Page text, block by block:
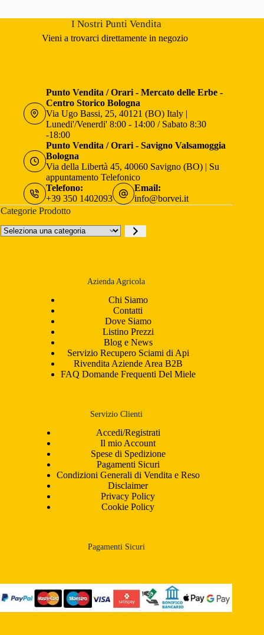
I Nostri Punti Vendita
Vieni a trovarci direttamente in negozio
Punto Vendita / Orari - Mercato delle Erbe -
Centro Storico Bologna
Via Ugo Bassi, 25, 40121 (BO) Italy |
Lunedi'/Venerdi' 8:00 - 14:00 / Sabato 8:30
-18:00
Punto Vendita / Orari - Savigno Valsamoggia
Bologna
Via della Libertà 45, 40060 Savigno (BO) | Su
appuntamento Telefonico
Telefono:
+39 350 1402093
Email:
info@borvei.it
Categorie Prodotto
Seleziona
una
Azienda Agricola
Chi Siamo
Contatti
Dove Siamo
Listino Prezzi
Blog e News
Servizio Recupero Sciami di Api
Rivendita Aziende Area B2B
FAQ Domande Frequenti Del Miele
Servizio Clienti
Accedi/Registrati
Il mio Account
Spese di Spedizione
Pagamenti Sicuri
Condizioni Generali di Vendita e Reso
Disclaimer
Privacy Policy
Cookie Policy
Pagamenti Sicuri